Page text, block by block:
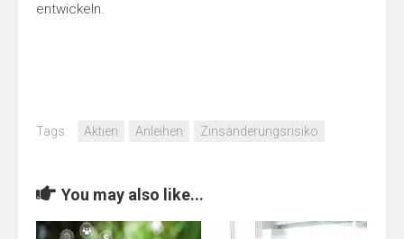
entwickeln.
Tags: Aktien Anleihen Zinsänderungsrisiko
You may also like...